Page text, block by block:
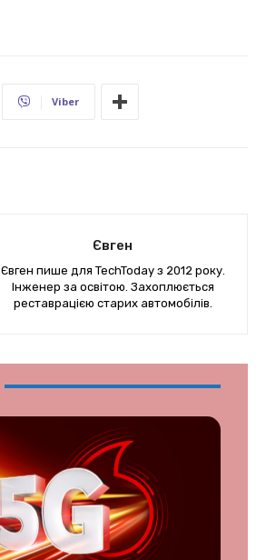
Viber
Євген
Євген пише для TechToday з 2012 року.
Інженер за освітою. Захоплюється
реставрацією старих автомобілів.